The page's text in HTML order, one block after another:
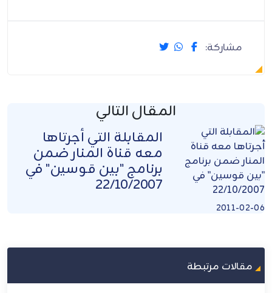
مشاركة:
المقال التالي
المقابلة التي أجرتاها
معه قناة المنار ضمن
برنامج "بين قوسين" في
22/10/2007
2011-02-06
مقالات مرتبطة